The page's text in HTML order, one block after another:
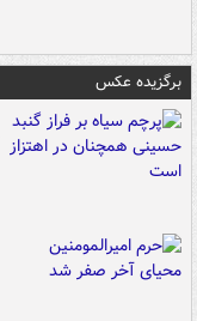
برگزیده عکس